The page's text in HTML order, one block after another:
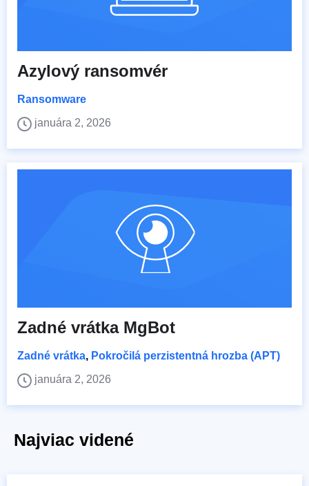
Azylový ransomvér
Ransomware
januára 2, 2026
Zadné vrátka MgBot
Zadné vrátka, Pokročilá perzistentná hrozba (APT)
januára 2, 2026
Najviac videné